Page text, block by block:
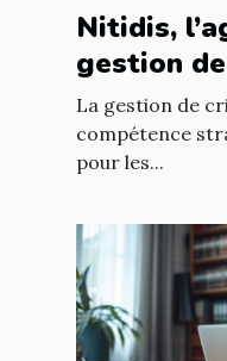
Nitidis,
gestion
Qualiopi
La gestion de
compétence
pour les...